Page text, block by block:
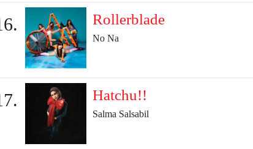
Rollerblade
No Na
Hatchu!!
Salma Salsabil